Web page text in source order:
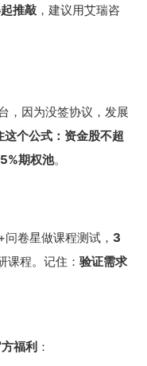
推敲 ，建议用艾瑞咨
，因为没签协议，发展
这个公式：资金股不超
期权池。
卷星做课程测试， 3
课程。记住： 验证需求
福利 ：